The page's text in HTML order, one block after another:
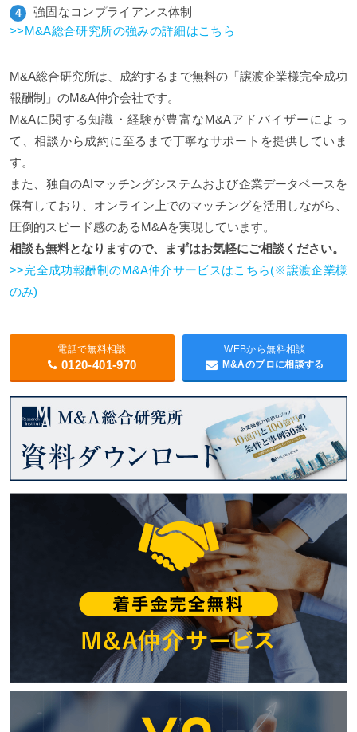
強固なコンプライアンス体制
>>M&A総合研究所の強みの詳細はこちら
M&A総合研究所は、成約するまで無料の「譲渡企業様完全成功
報酬制」のM&A仲介会社です。
M&Aに関する知識・経験が豊富なM&Aアドバイザーによっ
て、相談から成約に至るまで丁寧なサポートを提供していま
す。
また、独自のAIマッチングシステムおよび企業データベースを
保有しており、オンライン上でのマッチングを活用しながら、
圧倒的スピード感のあるM&Aを実現しています。
相談も無料となりますので、まずはお気軽にご相談ください。
>>完全成功報酬制のM&A仲介サービスはこちら(※譲渡企業様
のみ)
電話で無料相談
0120-401-970
WEBから無料相談
M&Aのプロに相談する